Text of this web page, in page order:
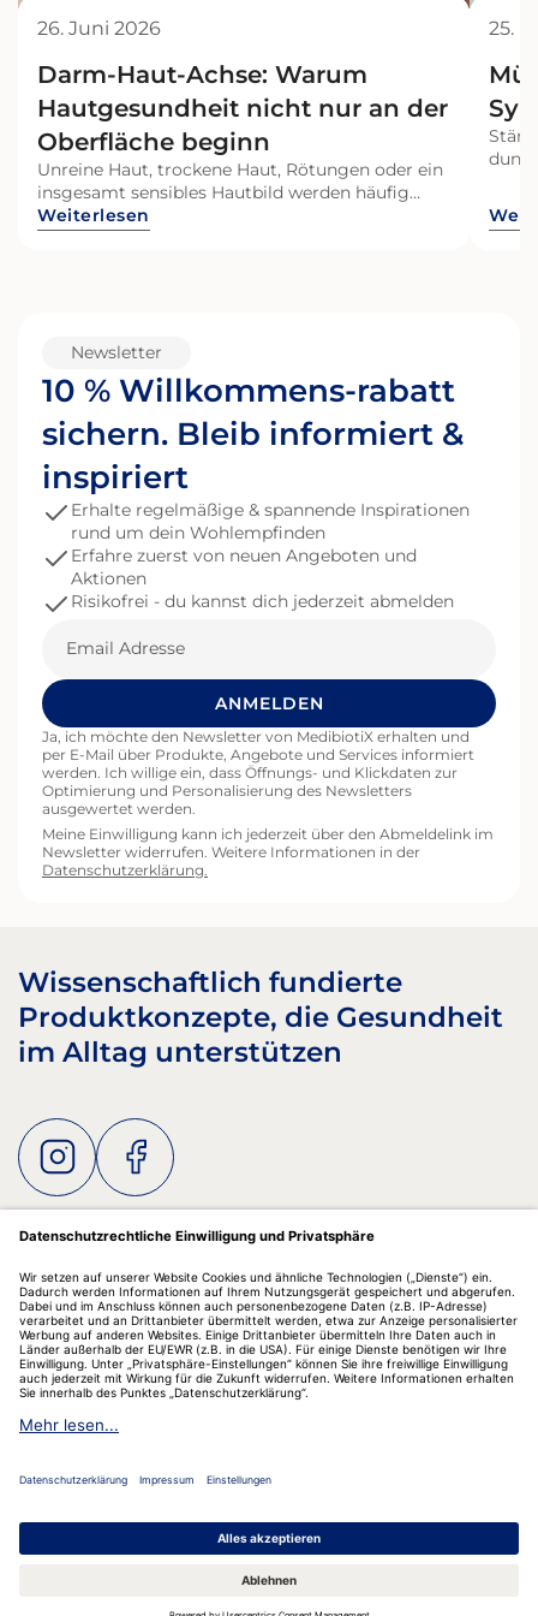
26. Juni 2026
Darm-Haut-Achse: Warum
Hautgesundheit nicht nur an der
Oberfläche beginn
Unreine Haut, trockene Haut, Rötungen oder ein
insgesamt sensibles Hautbild werden häufig
ausschließlich mit äußeren Einflüssen in
Verbindung gebracht. Gleichzeitig geraten
Gleichzeitig ist die Haut ein aktives Organ, das
sich kontinuierlich erneuert. Beide Systeme –
Darm und Haut – stehen in einem funktionellen
Austausch und beeinflussen sich gegenseitig.
Wer Hautgesundheit ganzheitlich betrachten
möchte, sollte daher neben Pflege auch
Faktoren wie Nährstoffversorgung,
Immunsystem und ein ausgeglichenes
Darmmikrobiom einbeziehen. Was ist die
Darm-Haut-Achse? Die Darm-Haut-
Achse beschreibt den wechselseitigen Austausch
zwischen Darm und Haut. Dieser Austausch
das Immunsystem Stoffwechselprodukte des
Signalwege Diese Verbindung erklärt, warum
Veränderungen im Darm auch Auswirkungen auf
das Hautbild haben können. Warum ist diese
Verbindung relevant? Das Darmmikrobiom
spielt eine zentrale Rolle in der Regulation des
Immunsystems. Ein ausgeglichenes mikrobielles
Gleichgewicht kann dazu beitragen, entzündliche
Prozesse im Körper zu regulieren. Da
Entzündungen bei vielen Hautthemen eine Rolle
verschiedene bioaktive Substanzen – darunter
kurzkettige Fettsäuren und Vitamine –, die zur
Stabilität der Darmbarriere beitragen und die
Nährstoffverfügbarkeit unterstützen. Auch das
Zusammenspiel mit dem Nervensystem spielt
Veränderungen in Darm und Haut einhergehen –
ein möglicher Grund dafür, warum sich Stress
oft gleichzeitig auf Verdauung und Haut
auswirkt. Hauterneuerung und Hautbarriere –
dynamisches System. In der obersten
gebildet, die nach oben wandern, verhornen und
schließlich abgestoßen werden. Dieser Prozess –
die Hauterneuerung – dauert im Durchschnitt
etwa 28 Tage, kann sich jedoch je nach Alter und
Hautzustand verlängern. Er ist entscheidend
für: eine intakte Hautbarriere ein gleichmäßiges
Hautbild den Schutz vor äußeren Einflüssen
beispielsweise durch trockene, fahle oder unreine
Hautgesundheit entsteht nicht nur durch äußere
Pflege. Die Regeneration der Haut hängt auch
Nährstoffversorgung und der Balance des
Weiterlesen
25.
habe
Newsletter
10 % Willkommens-rabatt
sichern. Bleib informiert &
inspiriert
Erhalte regelmäßige & spannende Inspirationen
rund um dein Wohlempfinden
Erfahre zuerst von neuen Angeboten und
Aktionen
Risikofrei - du kannst dich jederzeit abmelden
ANMELDEN
Ja, ich möchte den Newsletter von MedibiotiX erhalten und
per E-Mail über Produkte, Angebote und Services informiert
werden. Ich willige ein, dass Öffnungs- und Klickdaten zur
Optimierung und Personalisierung des Newsletters
ausgewertet werden.
Meine Einwilligung kann ich jederzeit über den Abmeldelink im
Newsletter widerrufen. Weitere Informationen in der
Datenschutzerklärung.
Wissenschaftlich fundierte
Produktkonzepte, die Gesundheit
im Alltag unterstützen
MedibiotiX
Zahlungsarten
Built with pride by
© Copyright 2026 MedibiotiX. All rights reserved.